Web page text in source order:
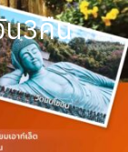
น3คืน